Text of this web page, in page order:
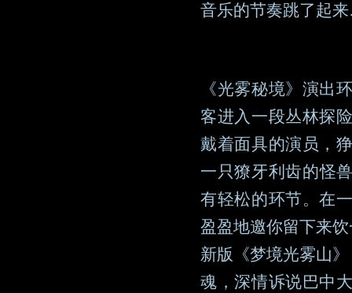
音乐的节奏跳了起
《光雾秘境》演出
客进入一段丛林探
戴着面具的演员，
一只獠牙利齿的怪
有轻松的环节。在
盈盈地邀你留下来
新版《梦境光雾山
魂，深情诉说巴中